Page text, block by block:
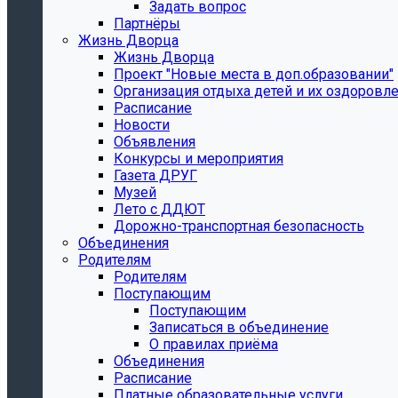
Задать вопрос
Партнёры
Жизнь Дворца
Жизнь Дворца
Проект "Новые места в доп.образовании"
Организация отдыха детей и их
Расписание
Новости
Объявления
Конкурсы и мероприятия
Газета ДРУГ
Музей
Лето с ДДЮТ
Дорожно-транспортная безопасность
Объединения
Родителям
Родителям
Поступающим
Поступающим
Записаться в объединение
О правилах приёма
Объединения
Расписание